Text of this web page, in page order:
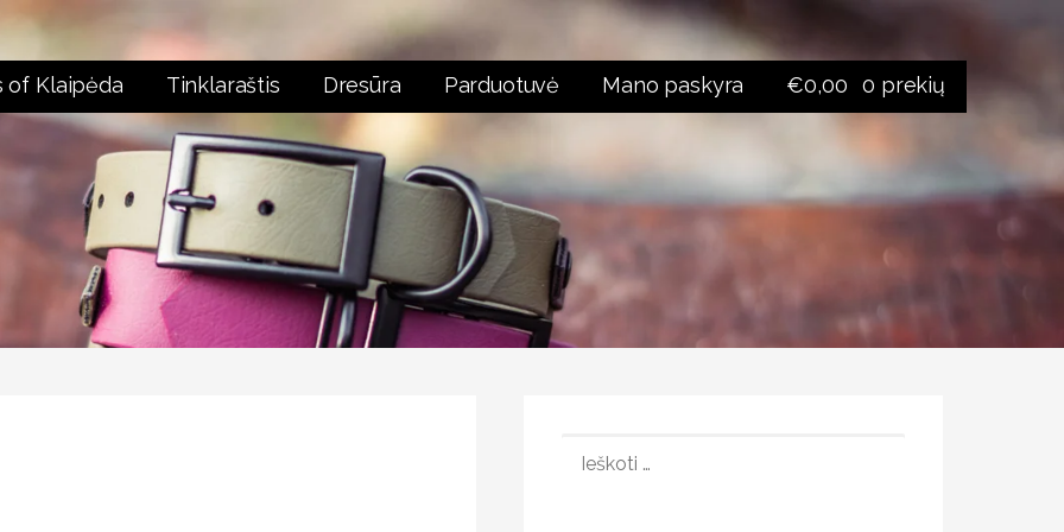
of Klaipėda Tinklaraštis Dresūra Parduotuvė Mano paskyra €0,00 0 prekių
PREKĖS